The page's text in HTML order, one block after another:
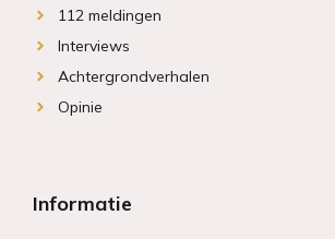
112 meldingen
Interviews
Achtergrondverhalen
Opinie
Informatie